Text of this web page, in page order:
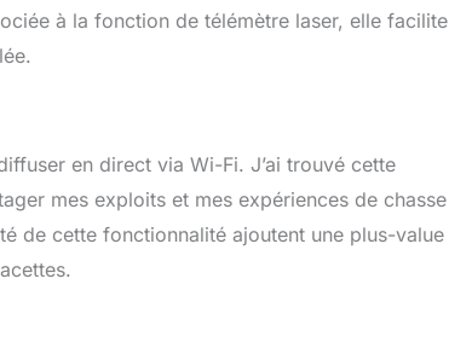
à la fonction de télémètre laser, elle facilite
en direct via Wi-Fi. J’ai trouvé cette
mes exploits et mes expériences de chasse
de cette fonctionnalité ajoutent une plus-value